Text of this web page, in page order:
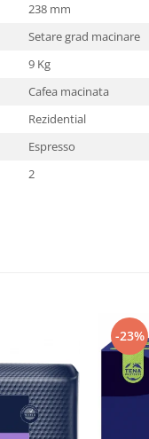
238 mm
Setare grad macinare
9 Kg
Cafea macinata
Rezidential
Espresso
2
-23%